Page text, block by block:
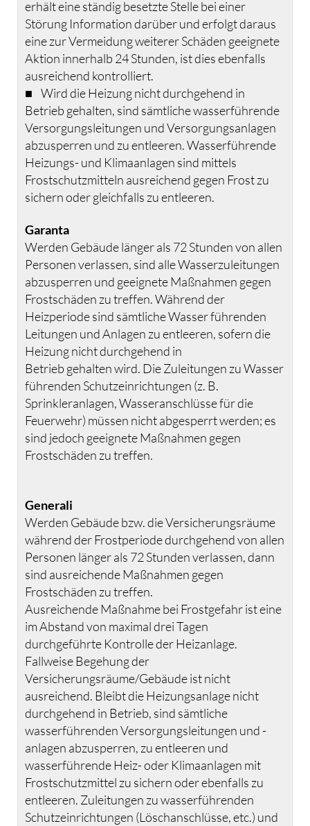
erhält eine ständig besetzte Stelle bei einer
Störung Information darüber und erfolgt daraus
eine zur Vermeidung weiterer Schäden geeignete
Aktion innerhalb 24 Stunden, ist dies ebenfalls
ausreichend kontrolliert.
■ Wird die Heizung nicht durchgehend in
Betrieb gehalten, sind sämtliche wasserführende
Versorgungsleitungen und Versorgungsanlagen
abzusperren und zu entleeren. Wasserführende
Heizungs- und Klimaanlagen sind mittels
Frostschutzmitteln ausreichend gegen Frost zu
sichern oder gleichfalls zu entleeren.
Garanta
Werden Gebäude länger als 72 Stunden von allen
Personen verlassen, sind alle Wasserzuleitungen
abzusperren und geeignete Maßnahmen gegen
Frostschäden zu treffen. Während der
Heizperiode sind sämtliche Wasser führenden
Leitungen und Anlagen zu entleeren, sofern die
Heizung nicht durchgehend in
Betrieb gehalten wird. Die Zuleitungen zu Wasser
führenden Schutzeinrichtungen (z. B.
Sprinkleranlagen, Wasseranschlüsse für die
Feuerwehr) müssen nicht abgesperrt werden; es
sind jedoch geeignete Maßnahmen gegen
Frostschäden zu treffen.
Generali
Werden Gebäude bzw. die Versicherungsräume
während der Frostperiode durchgehend von allen
Personen länger als 72 Stunden verlassen, dann
sind ausreichende Maßnahmen gegen
Frostschäden zu treffen.
Ausreichende Maßnahme bei Frostgefahr ist eine
im Abstand von maximal drei Tagen
durchgeführte Kontrolle der Heizanlage.
Fallweise Begehung der
Versicherungsräume/Gebäude ist nicht
ausreichend. Bleibt die Heizungsanlage nicht
durchgehend in Betrieb, sind sämtliche
wasserführenden Versorgungsleitungen und -
anlagen abzusperren, zu entleeren und
wasserführende Heiz- oder Klimaanlagen mit
Frostschutzmittel zu sichern oder ebenfalls zu
entleeren. Zuleitungen zu wasserführenden
Schutzeinrichtungen (Löschanschlüsse, etc.) und